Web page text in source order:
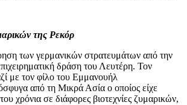
της Ρεκόρ
των γερμανικών στρατευμάτων από την
δράση του Λευτέρη. Τον
με τον φίλο του Εμμανουήλ
από τη Μικρά Ασία ο οποίος είχε
χρόνια σε διάφορες βιοτεχνίες ζυμαρικών,